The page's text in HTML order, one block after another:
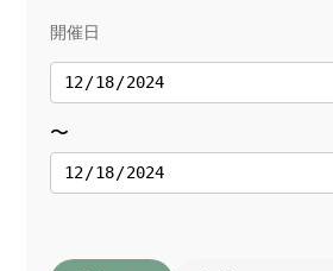
開催日
〜